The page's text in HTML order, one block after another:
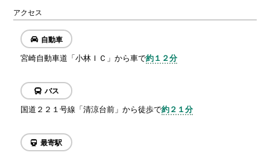
アクセス
自動車
宮崎自動車道「小林ＩＣ」から車で約１２分
バス
国道２２１号線「清涼台前」から徒歩で約２１分
最寄駅